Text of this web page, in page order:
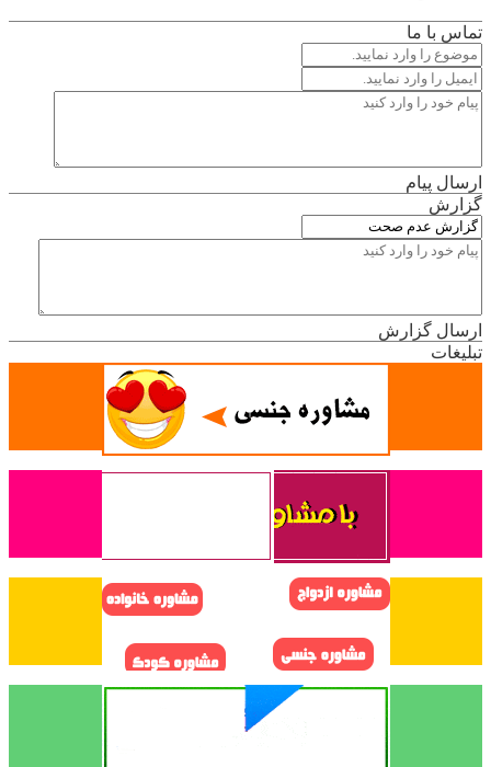
تماس با ما
ارسال پیام
گزارش
ارسال گزارش
تبلیغات